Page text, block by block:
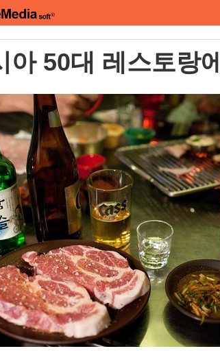
아 50대 레스토랑